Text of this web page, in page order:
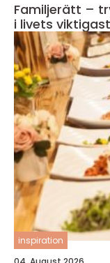
Familjerätt –
i livets
inspiration